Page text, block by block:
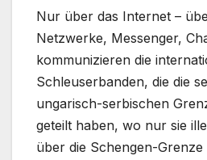
Nur über das Internet –
Netzwerke, Messenger,
kommunizieren die
Schleuserbanden, die die
ungarisch-serbischen
geteilt haben, wo nur sie
über die Schengen-